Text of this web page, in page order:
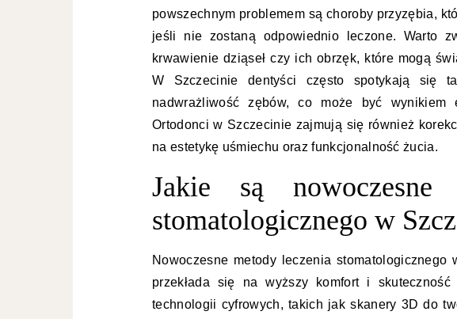
powszechnym problemem są choroby przyzębia,
jeśli nie zostaną odpowiednio leczone. Warto
krwawienie dziąseł czy ich obrzęk, które mogą
W Szczecinie dentyści często spotykają się
nadwrażliwość zębów, co może być wynikiem
Ortodonci w Szczecinie zajmują się również
na estetykę uśmiechu oraz funkcjonalność żucia.
Jakie są nowoczesne
stomatologicznego w
Nowoczesne metody leczenia
przekłada się na wyższy komfort i
technologii cyfrowych, takich jak skanery 3D do